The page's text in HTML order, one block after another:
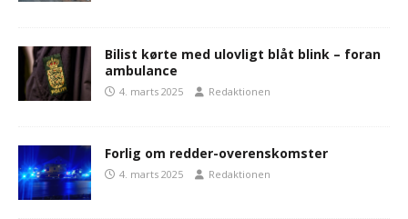
Bilist kørte med ulovligt blåt blink – foran
ambulance
4. marts 2025 Redaktionen
Forlig om redder-overenskomster
4. marts 2025 Redaktionen